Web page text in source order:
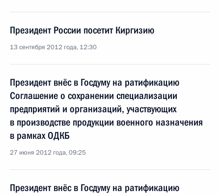
Президент России посетит Киргизию
13 сентября 2012 года, 12:30
Президент внёс в Госдуму на ратификацию
Соглашение о сохранении специализации
предприятий и организаций, участвующих
в производстве продукции военного назначения
в рамках ОДКБ
27 июня 2012 года, 09:25
Президент внёс в Госдуму на ратификацию